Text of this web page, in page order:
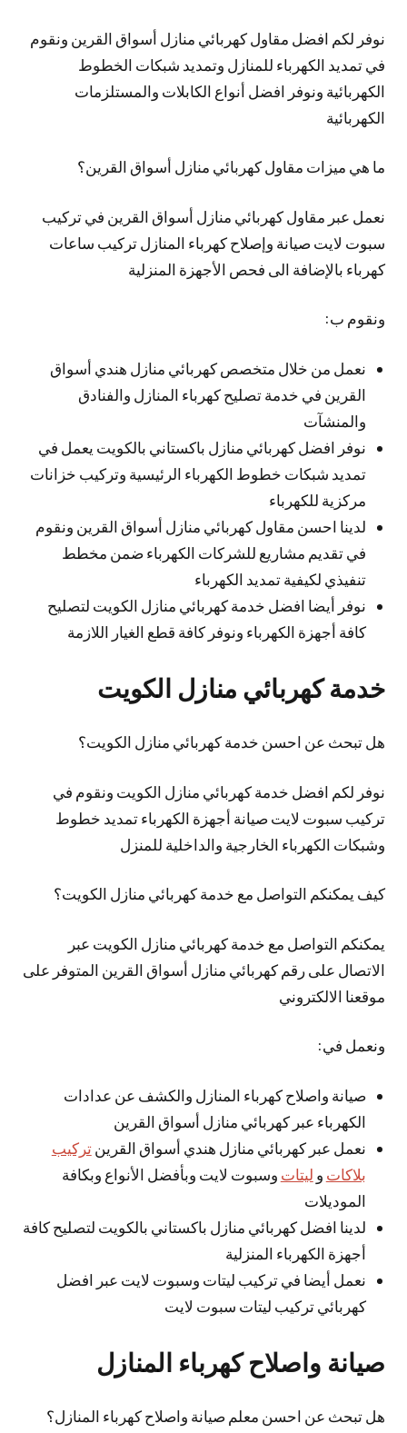
نوفر لكم افضل مقاول كهربائي منازل أسواق القرين ونقوم
في تمديد الكهرباء للمنازل وتمديد شبكات الخطوط
الكهربائية ونوفر افضل أنواع الكابلات والمستلزمات
الكهربائية
ما هي ميزات مقاول كهربائي منازل أسواق القرين؟
نعمل عبر مقاول كهربائي منازل أسواق القرين في تركيب
سبوت لايت صيانة وإصلاح كهرباء المنازل تركيب ساعات
كهرباء بالإضافة الى فحص الأجهزة المنزلية
ونقوم ب:
نعمل من خلال متخصص كهربائي منازل هندي أسواق
القرين في خدمة تصليح كهرباء المنازل والفنادق
والمنشآت
نوفر افضل كهربائي منازل باكستاني بالكويت يعمل في
تمديد شبكات خطوط الكهرباء الرئيسية وتركيب خزانات
مركزية للكهرباء
لدينا احسن مقاول كهربائي منازل أسواق القرين ونقوم
في تقديم مشاريع للشركات الكهرباء ضمن مخطط
تنفيذي لكيفية تمديد الكهرباء
نوفر أيضا افضل خدمة كهربائي منازل الكويت لتصليح
كافة أجهزة الكهرباء ونوفر كافة قطع الغيار اللازمة
خدمة كهربائي منازل الكويت
هل تبحث عن احسن خدمة كهربائي منازل الكويت؟
نوفر لكم افضل خدمة كهربائي منازل الكويت ونقوم في
تركيب سبوت لايت صيانة أجهزة الكهرباء تمديد خطوط
وشبكات الكهرباء الخارجية والداخلية للمنزل
كيف يمكنكم التواصل مع خدمة كهربائي منازل الكويت؟
يمكنكم التواصل مع خدمة كهربائي منازل الكويت عبر
الاتصال على رقم كهربائي منازل أسواق القرين المتوفر على
موقعنا الالكتروني
ونعمل في:
صيانة واصلاح كهرباء المنازل والكشف عن عدادات
الكهرباء عبر كهربائي منازل أسواق القرين
نعمل عبر كهربائي منازل هندي أسواق القرينتركيب
بلاكات و ليتات وسبوت لايت وبأفضل الأنواع وبكافة
الموديلات
لدينا افضل كهربائي منازل باكستاني بالكويت لتصليح كافة
أجهزة الكهرباء المنزلية
نعمل أيضا في تركيب ليتات وسبوت لايت عبر افضل
كهربائي تركيب ليتات سبوت لايت
صيانة واصلاح كهرباء المنازل
هل تبحث عن احسن معلم صيانة واصلاح كهرباء المنازل؟